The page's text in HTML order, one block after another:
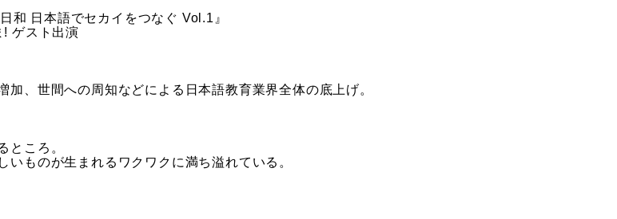
和 日本語でセカイをつなぐ Vol.1』
ゲスト出演
、世間への周知などによる日本語教育業界全体の底上げ。
ところ。
ものが生まれるワクワクに満ち溢れている。